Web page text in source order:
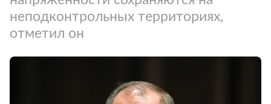
неподконтрольных территориях,
отметил он